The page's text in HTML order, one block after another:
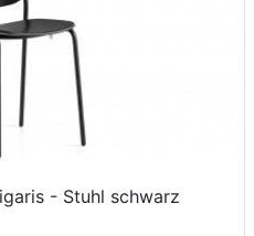
- Stuhl schwarz